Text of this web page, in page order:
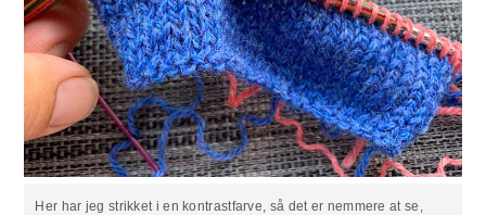
Her har jeg strikket i en kontrastfarve, så det er nemmere at se,